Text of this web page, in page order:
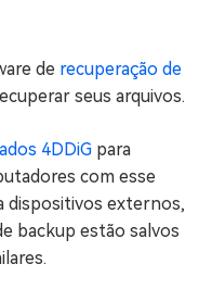
de recuperação de
seus arquivos.
4DDiG para
com esse
dispositivos externos,
backup estão salvos